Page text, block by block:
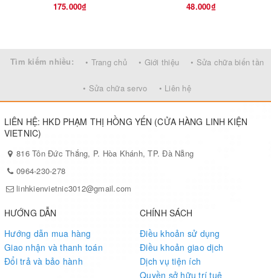
175.000₫ 48.000₫
Tìm kiếm nhiều: • Trang chủ • Giới thiệu • Sửa chữa biến tần
• Sửa chữa servo • Liên hệ
LIÊN HỆ: HKD PHẠM THỊ HỒNG YẾN (CỬA HÀNG LINH KIỆN
VIETNIC)
816 Tôn Đức Thắng, P. Hòa Khánh, TP. Đà Nẵng
0964-230-278
linhkienvietnic3012@gmail.com
HƯỚNG DẪN
Hướng dẫn mua hàng
Giao nhận và thanh toán
Đổi trả và bảo hành
CHÍNH SÁCH
Điều khoản sử dụng
Điều khoản giao dịch
Dịch vụ tiện ích
Quyền sở hữu trí tuệ